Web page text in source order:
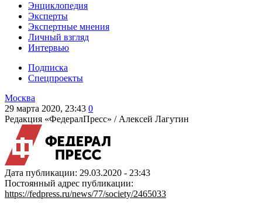
Энциклопедия
Эксперты
Экспертные мнения
Личный взгляд
Интервью
Подписка
Спецпроекты
Москва
29 марта 2020, 23:43 0
Редакция «ФедералПресс» / Алексей Лагутин
Дата публикации: 29.03.2020 - 23:43
Постоянный адрес публикации:
https://fedpress.ru/news/77/society/2465033